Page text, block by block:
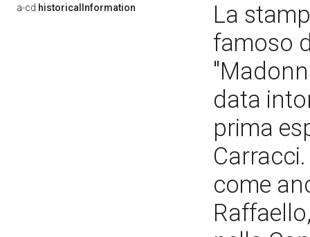
a-cd:historicalInformation
La
famoso
data
prima
come